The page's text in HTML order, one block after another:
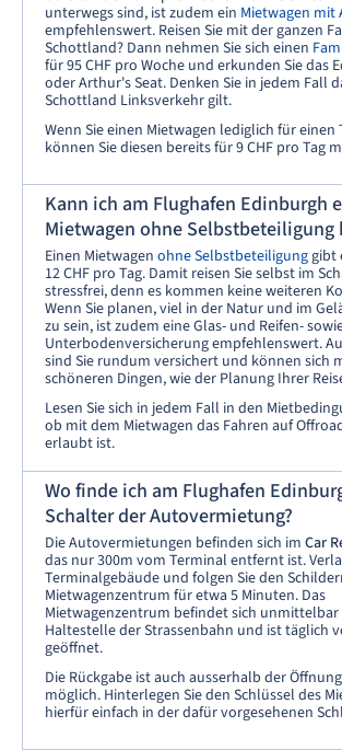
unterwegs sind, ist zudem ein Mietwagen mit
empfehlenswert. Reisen Sie mit der ganzen
Schottland? Dann nehmen Sie sich einen
für 95 CHF pro Woche und erkunden Sie das
oder Arthur's Seat. Denken Sie in jedem Fall
Schottland Linksverkehr gilt.
Wenn Sie einen Mietwagen lediglich für einen
können Sie diesen bereits für 9 CHF pro Tag
Kann ich am Flughafen Edinburgh
Mietwagen ohne Selbstbeteiligung
Einen Mietwagen ohne Selbstbeteiligunggibt
12 CHF pro Tag. Damit reisen Sie selbst im
stressfrei, denn es kommen keine weiteren
Wenn Sie planen, viel in der Natur und im
zu sein, ist zudem eine Glas- und Reifen-
Unterbodenversicherung empfehlenswert.
sind Sie rundum versichert und können sich
schöneren Dingen, wie der Planung Ihrer
Lesen Sie sich in jedem Fall in den
ob mit dem Mietwagen das Fahren auf
erlaubt ist.
Wo finde ich am Flughafen
Schalter der Autovermietung?
Die Autovermietungen befinden sich im Car
das nur 300m vom Terminal entfernt ist.
Terminalgebäude und folgen Sie den
Mietwagenzentrum für etwa 5 Minuten. Das
Mietwagenzentrum befindet sich
Haltestelle der Strassenbahn und ist täglich
geöffnet.
Die Rückgabe ist auch ausserhalb der
möglich. Hinterlegen Sie den Schlüssel des
hierfür einfach in der dafür vorgesehenen